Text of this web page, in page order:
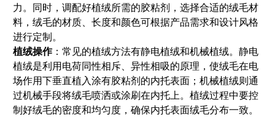
力。同时，调配好植绒所需的胶粘剂，选择合适的绒毛材
料，绒毛的材质、长度和颜色可根据产品需求和设计风格
进行定制。
植绒操作：常见的植绒方法有静电植绒和机械植绒。静电
植绒是利用电荷同性相斥、异性相吸的原理，使绒毛在电
场作用下垂直植入涂有胶粘剂的内托表面；机械植绒则通
过机械手段将绒毛喷洒或涂刷在内托上。植绒过程中要控
制好绒毛的密度和均匀度，确保内托表面绒毛分布一致。